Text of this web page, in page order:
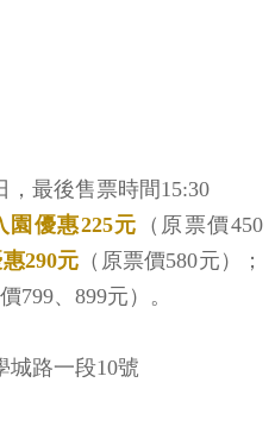
，最後售票時間15:30
園優惠225元 （原票價450
290元 （原票價580元）；
799、899元）。
城路一段10號